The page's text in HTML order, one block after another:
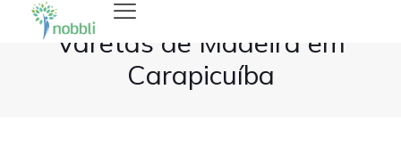
Varetas de Madeira em
Carapicuíba